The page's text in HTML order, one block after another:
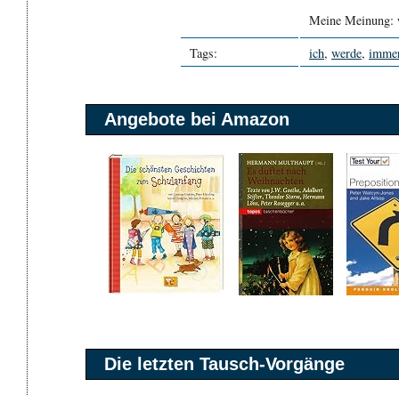
Meine
Tags:
ich, werde,
Angebote bei Amazon
Die letzten Tausch-Vorgänge